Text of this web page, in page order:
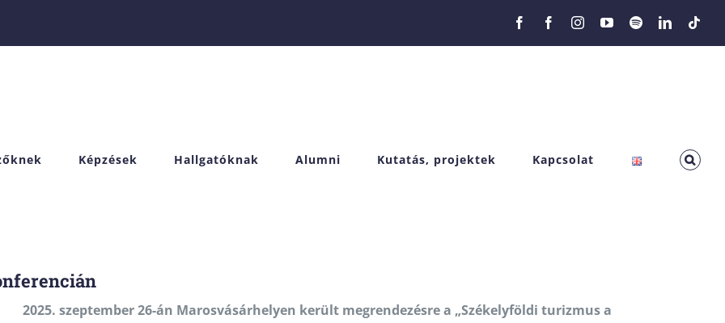
FacebookFacebookInstagramYouTube
SpotifyLinkedIn
Képzések Hallgatóknak Alumni Kutatás, projektek Kapcsolat
2025. szeptember 26-án Marosvásárhelyen került megrendezésre a „Székelyföldi turizmus a